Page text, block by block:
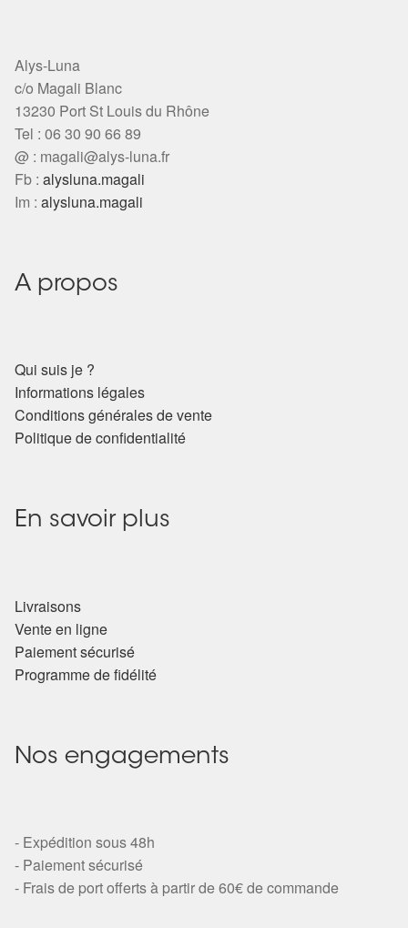
Ésotérisme : les pratiques spirituelles du monde invisible
Arts Divinatoires : Percez les Mystères de l’Invisible
Magie: Le Savoir des Sorcières
Protection énergétique : Trouvez votre bouclier
Les pierres en détail
La roue de l’année
Mon compte
Détails du compte
Panier
Alys-Luna
c/o Magali Blanc
13230 Port St Louis du Rhône
Tel : 06 30 90 66 89
@ : magali@alys-luna.fr
Fb : alysluna.magali
Im : alysluna.magali
A propos
Qui suis je ?
Informations légales
Conditions générales de vente
Politique de confidentialité
En savoir plus
Livraisons
Vente en ligne
Paiement sécurisé
Programme de fidélité
Nos engagements
- Expédition sous 48h
- Paiement sécurisé
- Frais de port offerts à partir de 60€ de commande